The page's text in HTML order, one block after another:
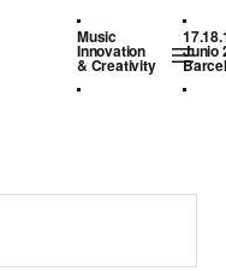
Music
Innovation
& Creativity
Junio